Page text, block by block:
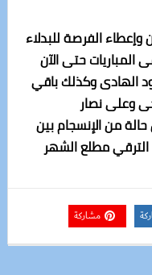
الفرصة للبدلاء
المباريات حتى الآن
الهادى وكذلك باقي
وعلى نصار
من الإنسجام بين
الترقي مطلع الشهر
مشاركة